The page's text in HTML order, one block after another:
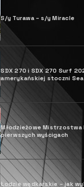
S/y Turawa – s/y Miracle
SDX 270 i SDX 270 Surf
amerykańskiej stoczni Sea
Poland
Młodzieżowe Mistrzostwa
pierwszych wyścigach
Łodzie wędkarskie – jak